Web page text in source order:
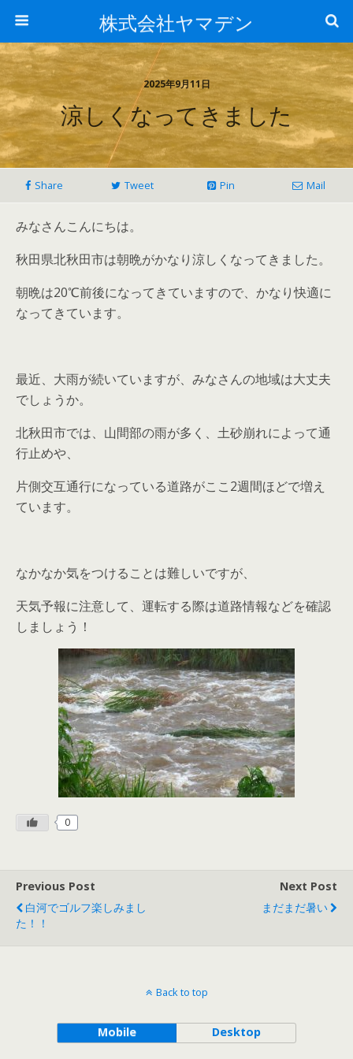
株式会社ヤマデン
2025年9月11日
涼しくなってきました
Share Tweet Pin Mail
みなさんこんにちは。
秋田県北秋田市は朝晩がかなり涼しくなってきました。
朝晩は20℃前後になってきていますので、かなり快適に
なってきています。
最近、大雨が続いていますが、みなさんの地域は大丈夫
でしょうか。
北秋田市では、山間部の雨が多く、土砂崩れによって通
行止めや、
片側交互通行になっている道路がここ2週間ほどで増え
ています。
なかなか気をつけることは難しいですが、
天気予報に注意して、運転する際は道路情報などを確認
しましょう！
0
Previous Post
白河でゴルフ楽しみまし
た！！
Next Post
まだまだ暑い
Back to top
Mobile Desktop